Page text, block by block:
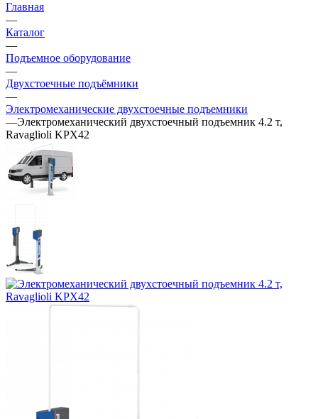
Главная
—
Каталог
—
Подъемное оборудование
—
Двухстоечные подъёмники
—
Электромеханические двухстоечные подъемники
—Электромеханический двухстоечный подъемник 4.2 т,
Ravaglioli KPX42